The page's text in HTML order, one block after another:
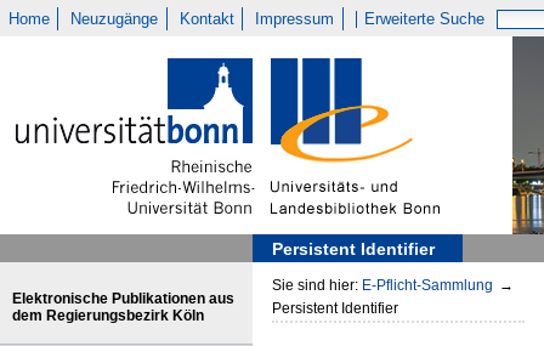
Home Neuzugänge Kontakt Impressum Erweiterte Suche
Persistent Identifier
Elektronische Publikationen aus
dem Regierungsbezirk Köln
Sie sind hier: E-Pflicht-Sammlung →
Persistent Identifier